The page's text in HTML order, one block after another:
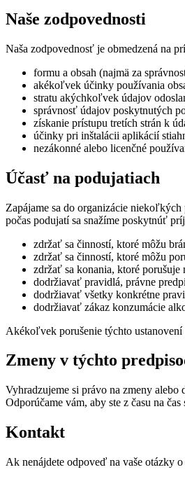
Naše zodpovednosti
Naša zodpovednosť je obmedzená na
formu a obsah (najmä za
akékoľvek účinky používania
stratu akýchkoľvek údajov
správnosť údajov poskytnutých
získanie prístupu tretích strán k
účinky pri inštalácii aplikácií
nezákonné alebo licenčné
Účasť na podujatiach
Zapájame sa do organizácie
počas podujatí sa snažíme poskytnúť
zdržať sa činností, ktoré môžu
zdržať sa činností, ktoré môžu
zdržať sa konania, ktoré porušuje
dodržiavať pravidlá, právne
dodržiavať všetky konkrétne
dodržiavať zákaz konzumácie
Akékoľvek porušenie týchto
Zmeny v týchto
Vyhradzujeme si právo na zmeny
Odporúčame vám, aby ste z času na
Kontakt
Ak nenájdete odpoveď na vaše otázky